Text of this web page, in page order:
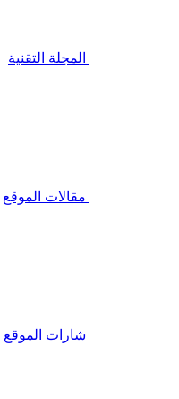
المجلة التقنية
مقالات الموقع
شارات الموقع